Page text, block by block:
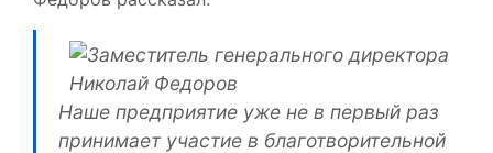
Наше предприятие уже не в первый раз
принимает участие в благотворительной